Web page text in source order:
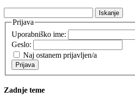
Prijava
Uporabniško ime:
Geslo:
Naj ostanem prijavljen/a
Prijava
Zadnje teme